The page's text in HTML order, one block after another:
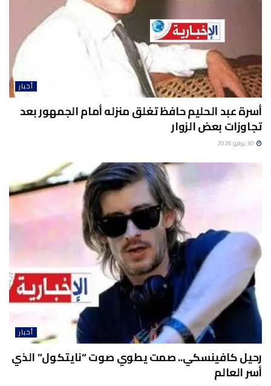
أخبار
أسرة عبد الحليم حافظ تغلق منزله أمام الجمهور بعد
تجاوزات بعض الزوار
أخبار
رحيل كافينسكي.. صمت يطوي صوت “نايتكول” الذي
أسر العالم